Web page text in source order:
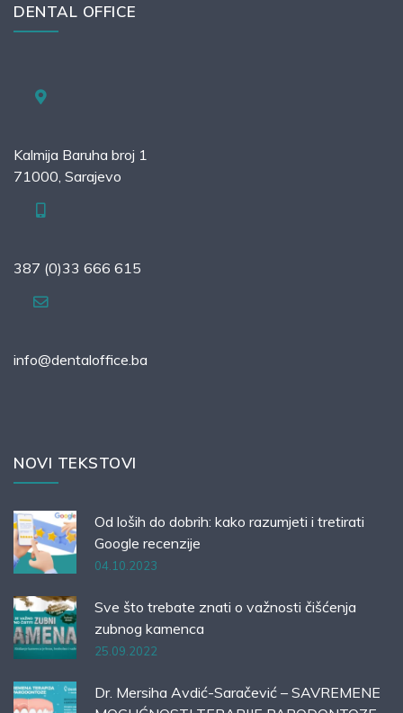
DENTAL OFFICE
Kalmija Baruha broj 1
71000, Sarajevo
387 (0)33 666 615
info@dentaloffice.ba
NOVI TEKSTOVI
Od loših do dobrih: kako razumjeti i tretirati
Google recenzije
04.10.2023
Sve što trebate znati o važnosti čišćenja
zubnog kamenca
25.09.2022
Dr. Mersiha Avdić-Saračević – SAVREMENE